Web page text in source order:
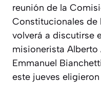
reunión de la
Constitucionales de
volverá a discutirse
misionerista Alberto
Emmanuel
este jueves